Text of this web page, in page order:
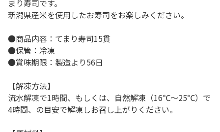
まり寿司です。
新潟県産米を使用したお寿司をお楽しみください。
●商品内容：てまり寿司15貫
●保管：冷凍
●賞味期限：製造より56日
【解凍方法】
流水解凍で1時間、もしくは、自然解凍（16℃～25℃）で
4時間、の目安で解凍しお召し上がりください。